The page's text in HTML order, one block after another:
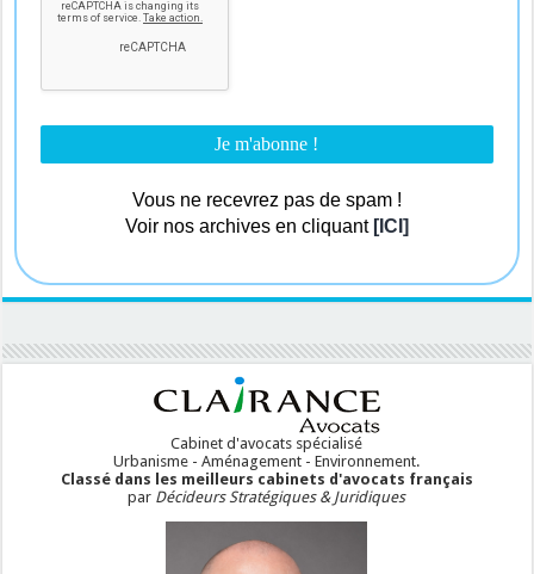
Vous ne recevrez pas de spam !
Voir nos archives en cliquant [ICI]
Cabinet d'avocats spécialisé
Urbanisme - Aménagement - Environnement.
Classé dans les meilleurs cabinets d'avocats français
par Décideurs Stratégiques & Juridiques